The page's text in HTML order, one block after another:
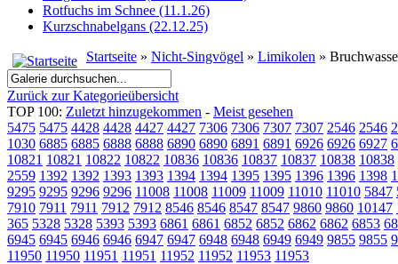
Rotfuchs im Schnee (11.1.26)
Kurzschnabelgans (22.12.25)
Startseite » Nicht-Singvögel » Limikolen »
Zurück zur Kategorieübersicht
TOP 100: Zuletzt hinzugekommen - Meist gesehen
5475 5475 4428 4428 4427 4427 7306 7306 7307 7307 2546 2546
1030 6885 6885 6888 6888 6890 6890 6891 6891 6926 6926 6927
10821 10821 10822 10822 10836 10836 10837 10837 10838 10838
2559 1392 1392 1393 1393 1394 1394 1395 1395 1396 1396 1398
9295 9295 9296 9296 11008 11008 11009 11009 11010 11010 5847
7910 7911 7911 7912 7912 8546 8546 8547 8547 9860 9860 10147
365 5328 5328 5393 5393 6861 6861 6852 6852 6862 6862 6853
6945 6945 6946 6946 6947 6947 6948 6948 6949 6949 9855 9855
11950 11950 11951 11951 11952 11952 11953 11953